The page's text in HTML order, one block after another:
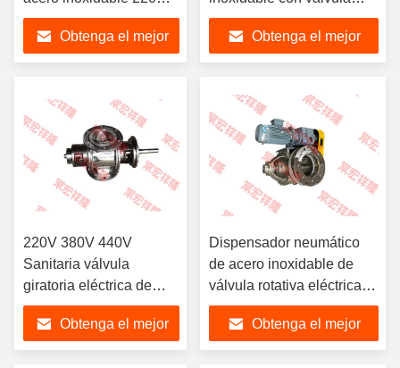
380V 440V
Obtenga el mejor
giratoria neumática
sanitariaObtenga el mejor
220V 380V 440V
Sanitaria válvula
giratoria eléctrica de
acero inoxidable
Dispensador neumático
Obtenga el mejor
Dispensador neumático
de acero inoxidable de
válvula rotativa eléctrica
sanitaria personalizada
Obtenga el mejor